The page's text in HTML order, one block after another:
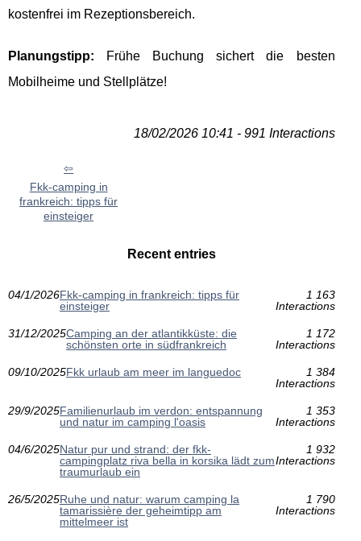
kostenfrei im Rezeptionsbereich.
Planungstipp: Frühe Buchung sichert die besten
Mobilheime und Stellplätze!
18/02/2026 10:41 - 991 Interactions
Fkk-camping in
frankreich: tipps für
einsteiger
Recent entries
04/1/2026Fkk-camping in frankreich: tipps für
einsteiger
1 163
Interactions
31/12/2025Camping an der atlantikküste: die
schönsten orte in südfrankreich
1 172
Interactions
09/10/2025Fkk urlaub am meer im languedoc
1 384
Interactions
29/9/2025Familienurlaub im verdon: entspannung
und natur im camping l'oasis
1 353
Interactions
04/6/2025Natur pur und strand: der fkk-
campingplatz riva bella in korsika lädt zum
traumurlaub ein
1 932
Interactions
26/5/2025Ruhe und natur: warum camping la
tamarissière der geheimtipp am
mittelmeer ist
1 790
Interactions